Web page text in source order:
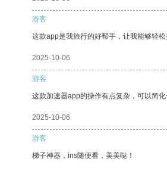
游客
这款app是我旅行的好帮手，让我能够轻
2025-10-06
游客
这款加速器app的操作有点复杂，可以简化
2025-10-06
游客
梯子神器，ins随便看，美美哒！